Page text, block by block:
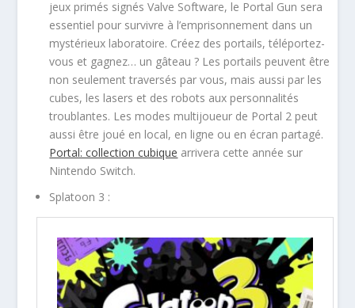
jeux primés signés Valve Software, le Portal Gun sera
essentiel pour survivre à l’emprisonnement dans un
mystérieux laboratoire. Créez des portails, téléportez-
vous et gagnez… un gâteau ? Les portails peuvent être
non seulement traversés par vous, mais aussi par les
cubes, les lasers et des robots aux personnalités
troublantes. Les modes multijoueur de Portal 2 peut
aussi être joué en local, en ligne ou en écran partagé.
Portal: collection cubique arrivera cette année sur
Nintendo Switch.
Splatoon 3 :